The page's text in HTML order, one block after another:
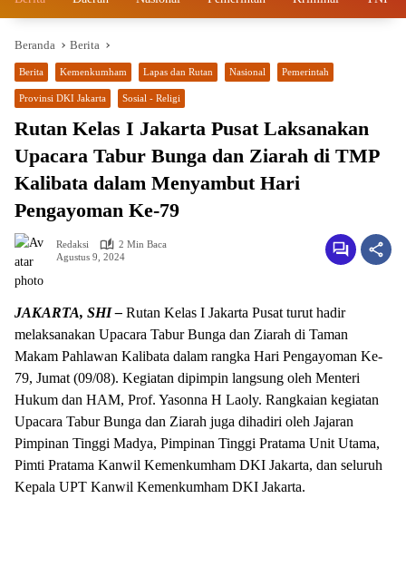
Beranda Berita
Berita Kemenkumham Lapas dan Rutan Nasional Pemerintah
Provinsi DKI Jakarta Sosial - Religi
Rutan Kelas I Jakarta Pusat Laksanakan
Upacara Tabur Bunga dan Ziarah di TMP
Kalibata dalam Menyambut Hari
Pengayoman Ke-79
Redaksi
2 Min Baca
Agustus 9, 2024
JAKARTA, SHI – Rutan Kelas I Jakarta Pusat turut hadir
melaksanakan Upacara Tabur Bunga dan Ziarah di Taman
Makam Pahlawan Kalibata dalam rangka Hari Pengayoman Ke-
79, Jumat (09/08). Kegiatan dipimpin langsung oleh Menteri
Hukum dan HAM, Prof. Yasonna H Laoly. Rangkaian kegiatan
Upacara Tabur Bunga dan Ziarah juga dihadiri oleh Jajaran
Pimpinan Tinggi Madya, Pimpinan Tinggi Pratama Unit Utama,
Pimti Pratama Kanwil Kemenkumham DKI Jakarta, dan seluruh
Kepala UPT Kanwil Kemenkumham DKI Jakarta.